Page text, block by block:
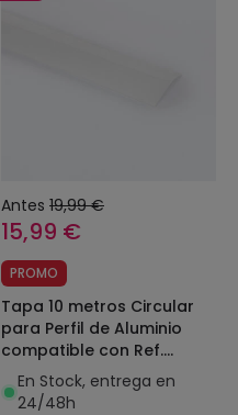
Antes 19,99 €
15,99 €
PROMO
Tapa 10 metros Circular
para Perfil de Aluminio
compatible con Ref.
151769
En Stock, entrega en
24/48h